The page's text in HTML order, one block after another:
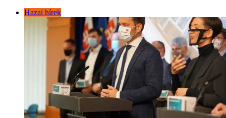
Hazai hírek